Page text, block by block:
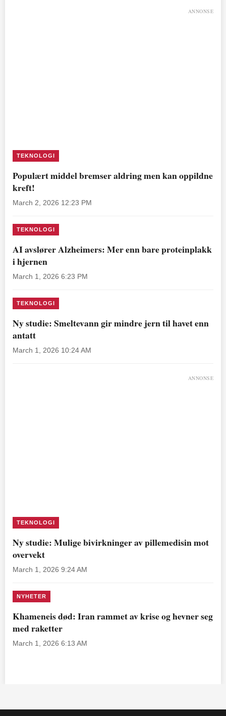
ANNONSE
TEKNOLOGI
Populært middel bremser aldring men kan oppildne
kreft!
March 2, 2026 12:23 PM
TEKNOLOGI
AI avslører Alzheimers: Mer enn bare proteinplakk
i hjernen
March 1, 2026 6:23 PM
TEKNOLOGI
Ny studie: Smeltevann gir mindre jern til havet enn
antatt
March 1, 2026 10:24 AM
ANNONSE
TEKNOLOGI
Ny studie: Mulige bivirkninger av pillemedisin mot
overvekt
March 1, 2026 9:24 AM
NYHETER
Khameneis død: Iran rammet av krise og hevner seg
med raketter
March 1, 2026 6:13 AM